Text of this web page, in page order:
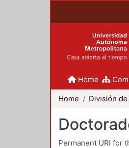
Home
Home
Permanent URI for